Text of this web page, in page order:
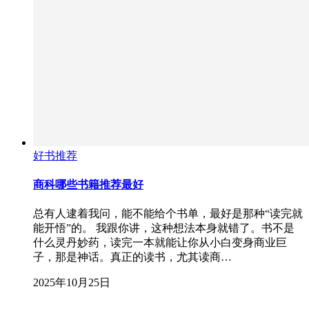
好书推荐
商科哪些书籍推荐最好
总有人逮着我问，能不能给个书单，最好是那种“读完就
能开悟”的。 我跟你讲，这种想法本身就错了。书不是
什么灵丹妙药，读完一本就能让你从小白变身商业巨
子，那是神话。真正的读书，尤其读商…
2025年10月25日